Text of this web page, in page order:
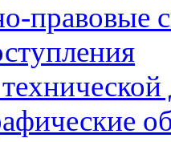
правовые